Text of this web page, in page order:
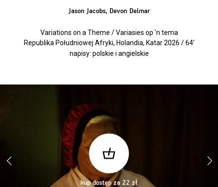
Jason Jacobs, Devon Delmar
Variations on a Theme / Variasies op 'n tema
Republika Południowej Afryki, Holandia, Katar 2026 / 64’
napisy: polskie i angielskie
kup dostęp za 22 zł